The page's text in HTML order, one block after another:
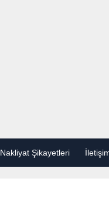
Nakliyat Şikayetleri